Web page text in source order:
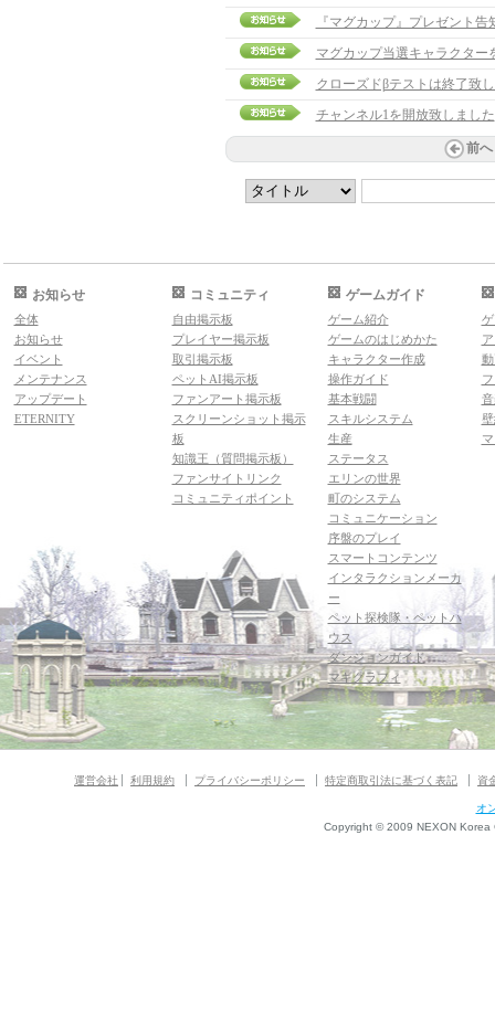
『マグカップ』プレゼント
マグカップ当選キャラクター
クローズドβテストは終了致
チャンネル1を開放致しました
前へ
お知らせ
全体
お知らせ
イベント
メンテナンス
アップデート
ETERNITY
コミュニティ
自由掲示板
プレイヤー掲示板
取引掲示板
ペットAI掲示板
ファンアート掲示板
スクリーンショット掲示
板
知識王（質問掲示板）
ファンサイトリンク
コミュニティポイント
ゲームガイド
ゲーム紹介
ゲームのはじめかた
キャラクター作成
操作ガイド
基本戦闘
スキルシステム
生産
ステータス
エリンの世界
町のシステム
コミュニケーション
序盤のプレイ
スマートコンテンツ
インタラクションメーカ
ー
ペット探検隊・ペットハ
ウス
ダンジョンガイド
マギグラフィ
運営会社 利用規約 プライバシーポリシー 特定商取引法に基づく表記 資
オ
Copyright © 2009 NEXON Korea